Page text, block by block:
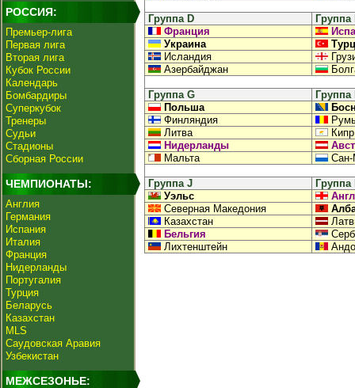
РОССИЯ:
Премьер-лига
Первая лига
Вторая лига
Кубок России
Календарь
Бомбардиры
Суперкубок
Тренеры
Судьи
Стадионы
Сборная России
ЧЕМПИОНАТЫ:
Англия
Германия
Испания
Италия
Франция
Нидерланды
Португалия
Турция
Беларусь
Казахстан
MLS
Саудовская Аравия
Узбекистан
МЕЖСЕЗОНЬЕ:
Группа D
Группа
Франция
Украина
Исландия
Азербайджан
Группа G
Группа
Польша
Финляндия
Литва
Кипр
Нидерланды
Мальта
Группа J
Группа
Уэльс
Северная Македония
Казахстан
Бельгия
Лихтенштейн